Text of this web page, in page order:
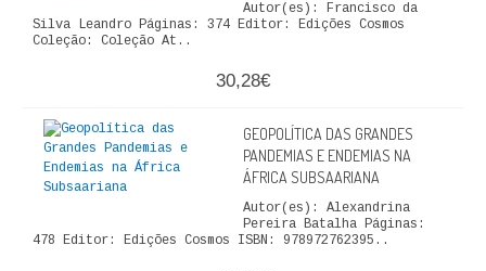
REVISTA DEDALUS
RELAÇÕES INTERNACIONAIS
Autor(es): Francisco da
Silva Leandro Páginas: 374 Editor: Edições Cosmos
Coleção: Coleção At..
30,28€
GEOPOLÍTICA DAS GRANDES
PANDEMIAS E ENDEMIAS NA
ÁFRICA SUBSAARIANA
Autor(es): Alexandrina
Pereira Batalha Páginas:
478 Editor: Edições Cosmos ISBN: 978972762395..